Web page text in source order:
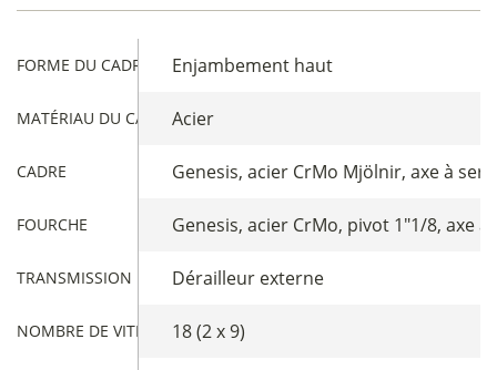
FORME DU CADRE Enjambement haut
MATÉRIAU DU CADREAcier
CADRE Genesis, acier CrMo Mjölnir, axe à
FOURCHE Genesis, acier CrMo, pivot 1"1/8, axe
TRANSMISSION Dérailleur externe
NOMBRE DE VITESSES18 (2 x 9)